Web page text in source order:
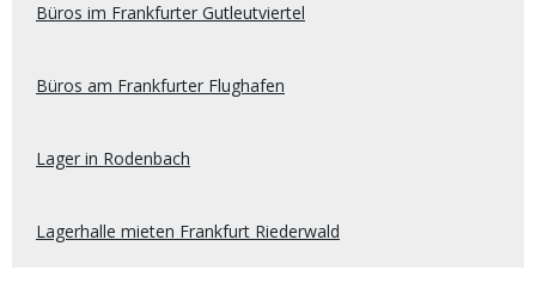
Büros im Frankfurter Gutleutviertel
Büros am Frankfurter Flughafen
Lager in Rodenbach
Lagerhalle mieten Frankfurt Riederwald